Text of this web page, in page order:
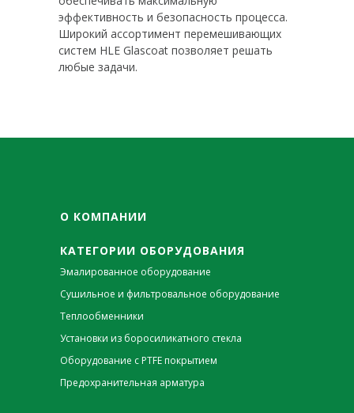
эффективность и безопасность процесса.
Широкий ассортимент перемешивающих
систем HLE Glascoat позволяет решать
любые задачи.
О КОМПАНИИ
КАТЕГОРИИ ОБОРУДОВАНИЯ
Эмалированное оборудование
Сушильное и фильтровальное оборудование
Теплообменники
Установки из боросиликатного стекла
Оборудование с PTFE покрытием
Предохранительная арматура